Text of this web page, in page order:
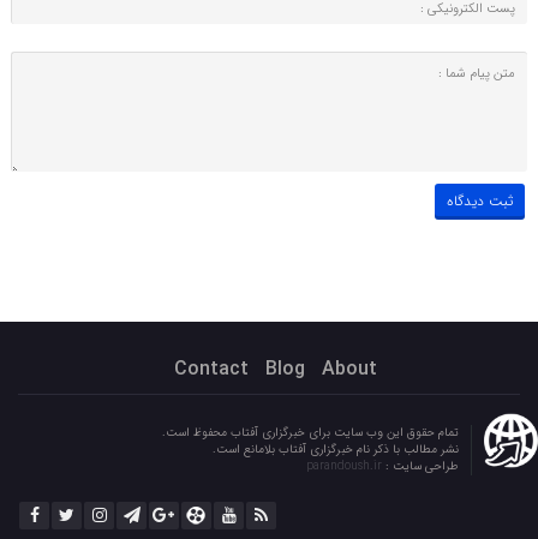
About
Blog
Contact
تمام حقوق این وب سایت برای خبرگزاری آفتاب محفوظ است.
نشر مطالب با ذکر نام خبرگزاری آفتاب بلامانع است.
طراحی سایت :